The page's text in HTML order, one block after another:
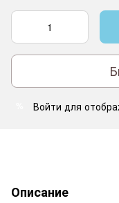
Войти для
Описание